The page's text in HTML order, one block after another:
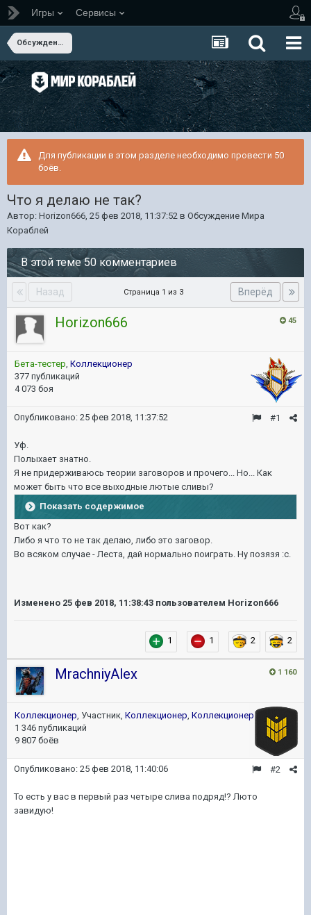
Игры Сервисы
Обсуждение Мира Кораблей
Для публикации в этом разделе необходимо провести 50
боёв.
Что я делаю не так?
Автор: Horizon666, 25 фев 2018, 11:37:52 в Обсуждение Мира
Кораблей
В этой теме 50 комментариев
Назад Вперёд
Страница 1 из 3
45
Horizon666
Бета-тестер, Коллекционер
377 публикаций
4 073 боя
#1
Опубликовано: 25 фев 2018, 11:37:52
Уф.
Полыхает знатно.
Я не придерживаюсь теории заговоров и прочего... Но... Как
может быть что все выходные лютые сливы?
Показать содержимое
Вот как?
Либо я что то не так делаю, либо это заговор.
Во всяком случае - Леста, дай нормально поиграть. Ну позязя :с.
Изменено 25 фев 2018, 11:38:43 пользователем Horizon666
1 1 2 2
1 160
MrachniyAlex
Коллекционер, Участник, Коллекционер, Коллекционер
1 346 публикаций
9 807 боёв
#2
Опубликовано: 25 фев 2018, 11:40:06
То есть у вас в первый раз четыре слива подряд!? Люто
завидую!